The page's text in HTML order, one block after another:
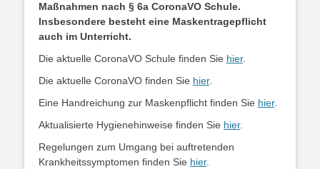
Maßnahmen nach § 6a CoronaVO Schule.
Insbesondere besteht eine Maskentragepflicht
auch im Unterricht.
Die aktuelle CoronaVO Schule finden Sie hier.
Die aktuelle CoronaVO finden Sie hier.
Eine Handreichung zur Maskenpflicht finden Sie hier.
Aktualisierte Hygienehinweise finden Sie hier.
Regelungen zum Umgang bei auftretenden
Krankheitssymptomen finden Sie hier.